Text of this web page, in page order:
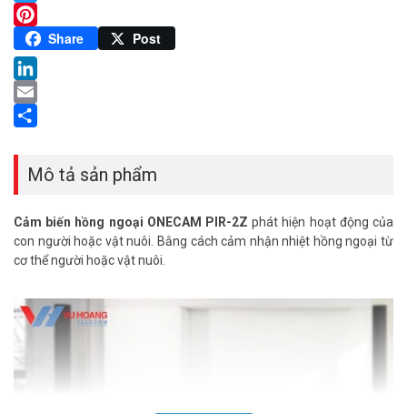
Twitter
Pinterest
Share Post
LinkedIn
Email
Mô tả sản phẩm
Cảm biến hồng ngoại ONECAM PIR-2Z phát hiện hoạt động của
con người hoặc vật nuôi. Bằng cách cảm nhận nhiệt hồng ngoại từ
cơ thể người hoặc vật nuôi.